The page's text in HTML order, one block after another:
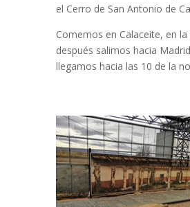
el Cerro de San Antonio de
Comemos en Calaceite, en la
después salimos hacia
llegamos hacia las 10 de la